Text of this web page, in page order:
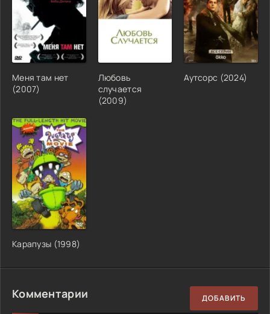
Меня там нет
(2007)
Любовь
случается
(2009)
Аутсорс (2024)
Карапузы (1998)
Комментарии ДОБАВИТЬ